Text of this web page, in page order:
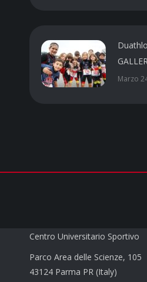
Marzo
Centro Universitario Sportivo
Parco Area delle Scienze, 105
43124 Parma PR (Italy)